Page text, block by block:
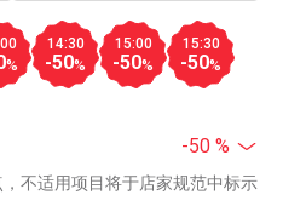
%
14:30
-50%
15:00
-50%
15:30
-50%
-50 %
不适用项目将于店家规范中标示